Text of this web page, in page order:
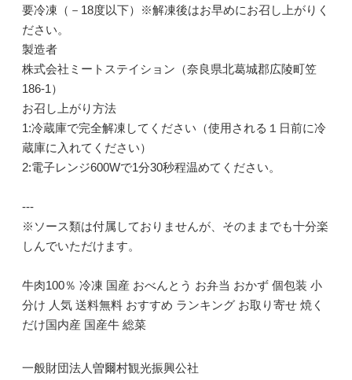
要冷凍（－18度以下）※解凍後はお早めにお召し上がりく
ださい。
製造者
株式会社ミートステイション（奈良県北葛城郡広陵町笠
186-1）
お召し上がり方法
1:冷蔵庫で完全解凍してください（使用される１日前に冷
蔵庫に入れてください）
2:電子レンジ600Wで1分30秒程温めてください。
---
※ソース類は付属しておりませんが、そのままでも十分楽
しんでいただけます。
牛肉100％ 冷凍 国産 おべんとう お弁当 おかず 個包装 小
分け 人気 送料無料 おすすめ ランキング お取り寄せ 焼く
だけ国内産 国産牛 総菜
一般財団法人曽爾村観光振興公社